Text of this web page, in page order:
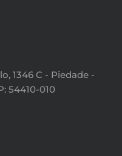
1346 C - Piedade -
54410-010